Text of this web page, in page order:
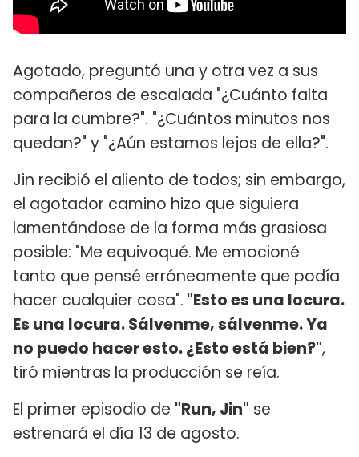
Agotado, preguntó una y otra vez a sus
compañeros de escalada "¿Cuánto falta
para la cumbre?". "¿Cuántos minutos nos
quedan?" y "¿Aún estamos lejos de ella?".
Jin recibió el aliento de todos; sin embargo,
el agotador camino hizo que siguiera
lamentándose de la forma más grasiosa
posible: "Me equivoqué. Me emocioné
tanto que pensé erróneamente que podía
hacer cualquier cosa". "Esto es una locura.
Es una locura. Sálvenme, sálvenme. Ya
no puedo hacer esto. ¿Esto está bien?",
tiró mientras la producción se reía.
El primer episodio de "Run, Jin" se
estrenará el día 13 de agosto.